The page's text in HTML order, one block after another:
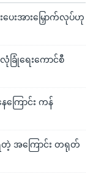
ေးအားမြှောက်လုပ်ဟု
ြုံရေးကောင်စီ
ကြောင်း ကန်
တဲ့ အကြောင်း တရုတ်